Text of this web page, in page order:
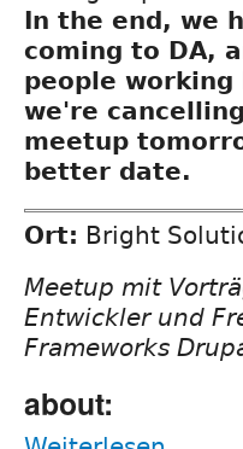
In the end, we
coming to DA,
people
we're
meetup
better date.
Ort: Bright
Meetup mit
Entwickler und
Frameworks
about: